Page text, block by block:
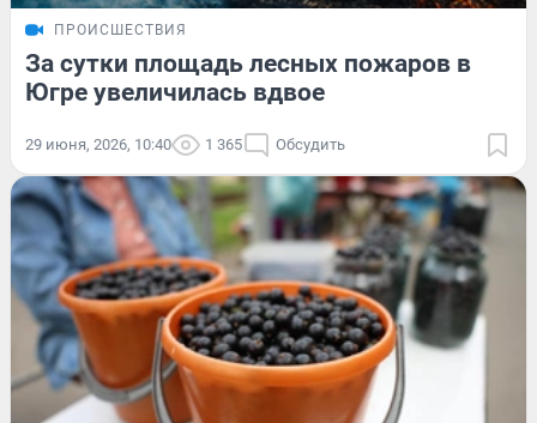
ПРОИСШЕСТВИЯ
За сутки площадь лесных пожаров в
Югре увеличилась вдвое
29 июня, 2026, 10:40 1 365 Обсудить